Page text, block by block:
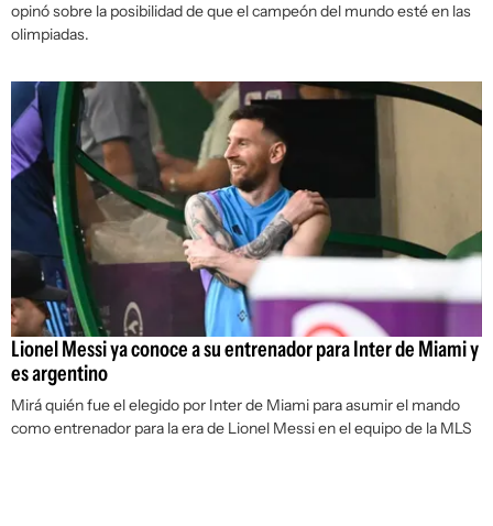
opinó sobre la posibilidad de que el campeón del mundo esté en las
olimpiadas.
Lionel Messi ya conoce a su entrenador para Inter de Miami y
es argentino
Mirá quién fue el elegido por Inter de Miami para asumir el mando
como entrenador para la era de Lionel Messi en el equipo de la MLS